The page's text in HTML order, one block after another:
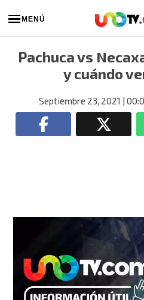
MENÚ
Pachuca vs
y cuándo
Septiembre 23, 2021 |